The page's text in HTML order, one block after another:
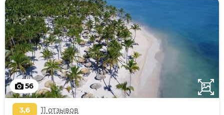
56
3,6 11 отзывов